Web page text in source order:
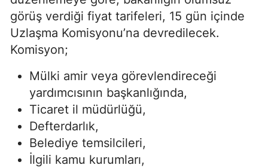
görüş verdiği fiyat tarifeleri, 15 gün içinde
Uzlaşma Komisyonu’na devredilecek.
Komisyon;
Mülki amir veya görevlendireceği
yardımcısının başkanlığında,
Ticaret il müdürlüğü,
Defterdarlık,
Belediye temsilcileri,
İlgili kamu kurumları,